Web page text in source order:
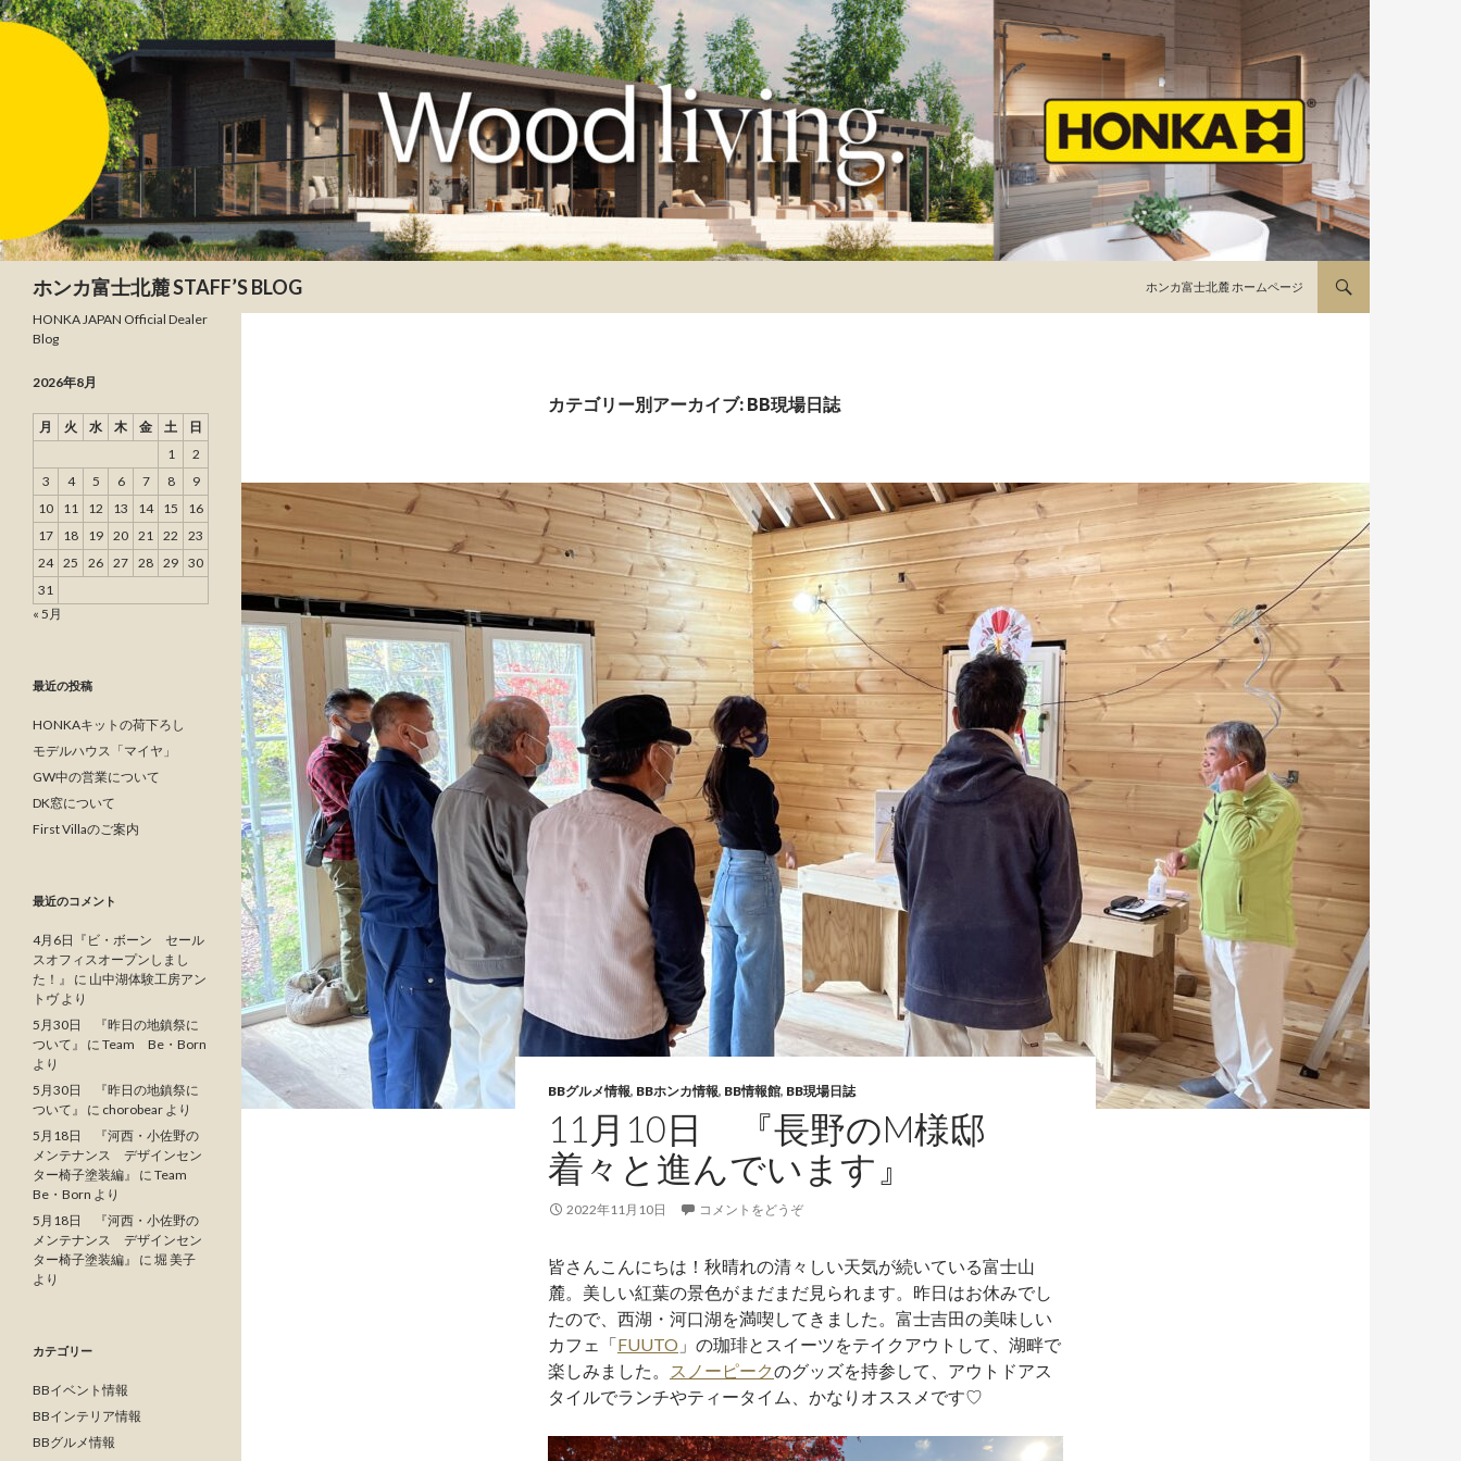
ホンカ富士北麓 STAFF’S BLOG
ホンカ富士北麓 ホームページ
カテゴリー別アーカイブ: BB現場日誌
BBグルメ情報, BBホンカ情報, BB情報館, BB現場日誌
11月10日 『長野のM様邸
着々と進んでいます』
2022年11月10日 コメントをどうぞ
皆さんこんにちは！秋晴れの清々しい天気が続いている富士山
麓。美しい紅葉の景色がまだまだ見られます。昨日はお休みでし
たので、西湖・河口湖を満喫してきました。富士吉田の美味しい
カフェ「FUUTO 」の珈琲とスイーツをテイクアウトして、湖畔で
楽しみました。
スノーピークのグッズを持参して、アウトドアス
タイルでランチやティータイム、かなりオススメです♡
HONKA JAPAN Official Dealer
Blog
2026年8月
月 火 水 木 金 土
日
1
2
3
4 5 6 7 8
9
10
11 12 13 14 15
16
17
18 19 20 21 22
23
24 25 26 27 28 29 30
31
« 5月
最近の投稿
HONKAキットの荷下ろし
モデルハウス「マイヤ」
GW中の営業について
DK窓について
First Villaのご案内
最近のコメント
4月6日『ビ・ボーン セール
スオフィスオープンしまし
た！』
に 山中湖体験工房アン
トヴより
5月30日 『昨日の地鎮祭に
ついて』
に Team Be・Born
より
5月30日 『昨日の地鎮祭に
ついて』
に chorobear より
5月18日 『河西・小佐野の
メンテナンス デザインセン
ター椅子塗装編』
に Team
Be・Born より
5月18日 『河西・小佐野の
メンテナンス デザインセン
ター椅子塗装編』
に 堀 美子
より
カテゴリー
BBイベント情報
BBインテリア情報
BBグルメ情報